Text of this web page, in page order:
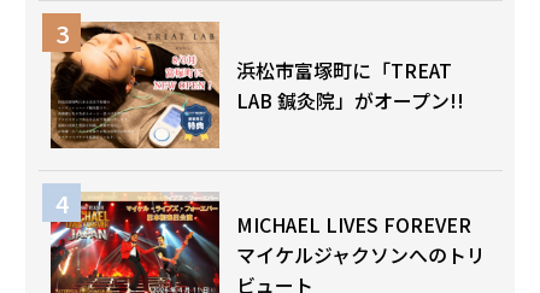
浜松市富塚町に「TREAT
LAB 鍼灸院」がオープン!!
MICHAEL LIVES FOREVER
マイケルジャクソンへのトリ
ビュート